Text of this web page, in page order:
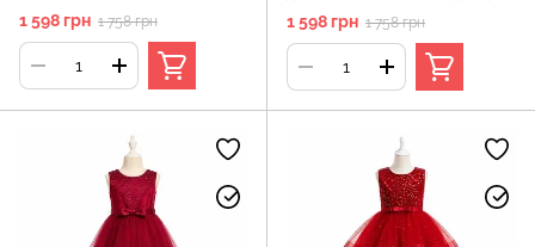
спідницею, Червоний, 120 см,
6-7 років
1 598 грн 1 758 грн
Червоний, 130 см, 8-9 років
1 598 грн 1 758 грн